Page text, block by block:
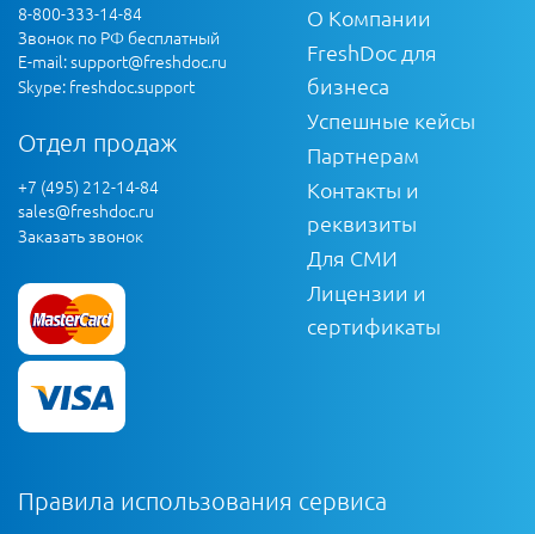
8-800-333-14-84
Звонок по РФ бесплатный
E-mail:support@freshdoc.ru
Skype: freshdoc.support
Отдел продаж
+7 (495) 212-14-84
sales@freshdoc.ru
Заказать звонок
О Компании
FreshDoc для
бизнеса
Успешные кейсы
Партнерам
Контакты и
реквизиты
Для СМИ
Лицензии и
сертификаты
Правила использования сервиса